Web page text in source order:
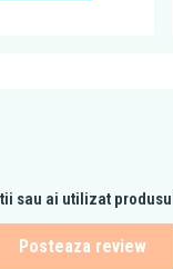
sau ai utilizat
Posteaza review